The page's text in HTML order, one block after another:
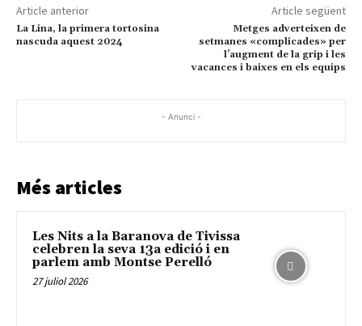
Article anterior
La Lina, la primera tortosina
nascuda aquest 2024
Article següent
Metges adverteixen de
setmanes «complicades» per
l’augment de la grip i les
vacances i baixes en els equips
- Anunci -
Més articles
Les Nits a la Baranova de Tivissa
celebren la seva 13a edició i en
parlem amb Montse Perelló
27 juliol 2026